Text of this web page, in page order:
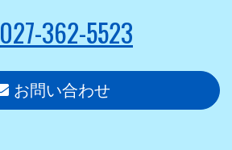
027-362-5523
お問い合わせ